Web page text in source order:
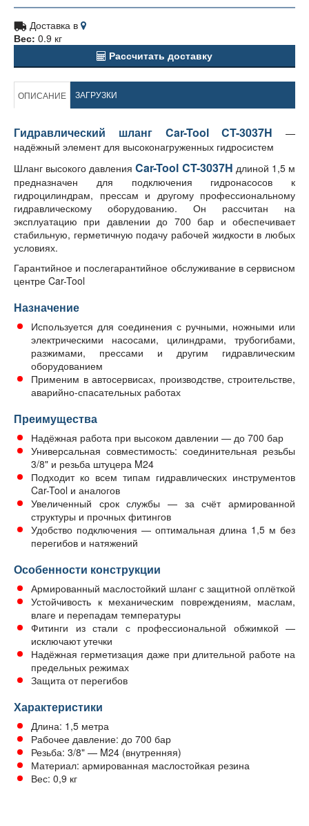
Доставка в
Вес: 0.9 кг
Рассчитать доставку
ОПИСАНИЕ ЗАГРУЗКИ
Гидравлический шланг Car-Tool CT-3037H —
надёжный элемент для высоконагруженных гидросистем
Шланг высокого давленияCar-Tool CT-3037H длиной 1,5 м
предназначен для подключения гидронасосов к
гидроцилиндрам, прессам и другому профессиональному
гидравлическому оборудованию. Он рассчитан на
эксплуатацию при давлении до 700 бар и обеспечивает
стабильную, герметичную подачу рабочей жидкости в любых
условиях.
Гарантийное и послегарантийное обслуживание в сервисном
центре Car-Tool
Назначение
Используется для соединения с ручными, ножными или
электрическими насосами, цилиндрами, трубогибами,
разжимами, прессами и другим гидравлическим
оборудованием
Применим в автосервисах, производстве, строительстве,
аварийно-спасательных работах
Преимущества
Надёжная работа при высоком давлении — до 700 бар
Универсальная совместимость: соединительная резьбы
3/8" и резьба штуцера M24
Подходит ко всем типам гидравлических инструментов
Car-Tool и аналогов
Увеличенный срок службы — за счёт армированной
структуры и прочных фитингов
Удобство подключения — оптимальная длина 1,5 м без
перегибов и натяжений
Особенности конструкции
Армированный маслостойкий шланг с защитной оплёткой
Устойчивость к механическим повреждениям, маслам,
влаге и перепадам температуры
Фитинги из стали с профессиональной обжимкой —
исключают утечки
Надёжная герметизация даже при длительной работе на
предельных режимах
Защита от перегибов
Характеристики
Длина: 1,5 метра
Рабочее давление: до 700 бар
Резьба: 3/8" — M24 (внутренняя)
Материал: армированная маслостойкая резина
Вес: 0,9 кг